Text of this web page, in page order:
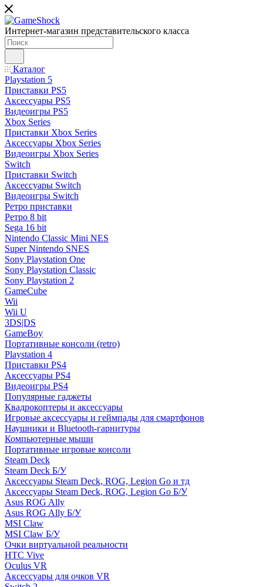
Интернет-магазин представительского класса
Каталог
Playstation 5
Приставки PS5
Аксессуары PS5
Видеоигры PS5
Xbox Series
Приставки Xbox Series
Аксессуары Xbox Series
Видеоигры Xbox Series
Switch
Приставки Switch
Аксессуары Switch
Видеоигры Switch
Ретро приставки
Ретро 8 bit
Sega 16 bit
Nintendo Classic Mini NES
Super Nintendo SNES
Sony Playstation One
Sony Playstation Classic
Sony Playstation 2
GameCube
Wii
Wii U
3DS|DS
GameBoy
Портативные консоли (retro)
Playstation 4
Приставки PS4
Аксессуары PS4
Видеоигры PS4
Популярные гаджеты
Квадрокоптеры и аксессуары
Игровые аксессуары и геймпады для смартфонов
Наушники и Bluetooth-гарнитуры
Компьютерные мыши
Портативные игровые консоли
Steam Deck
Steam Deck Б/У
Аксессуары Steam Deck, ROG, Legion Go и тд
Аксессуары Steam Deck, ROG, Legion Go Б/У
Asus ROG Ally
Asus ROG Ally Б/У
MSI Claw
MSI Claw Б/У
Очки виртуальной реальности
HTC Vive
Oculus VR
Аксессуары для очков VR